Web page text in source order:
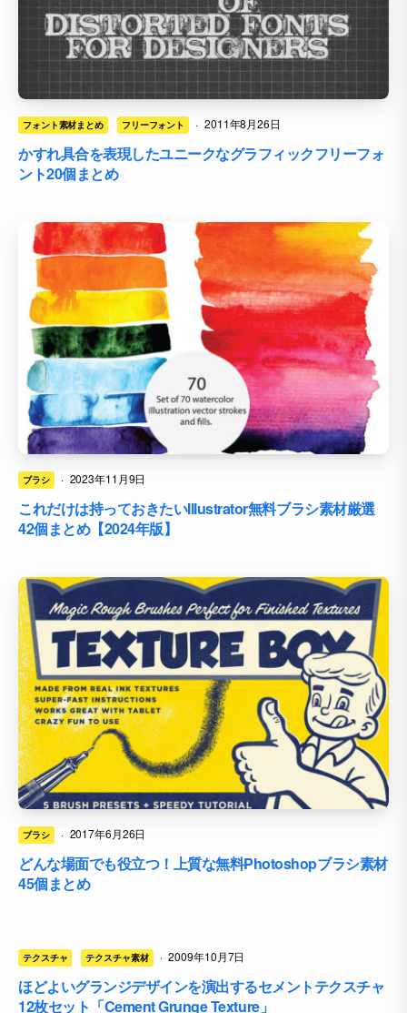
フォント素材まとめ フリーフォント · 2011年8月26日
かすれ具合を表現したユニークなグラフィックフリーフォ
ント20個まとめ
ブラシ · 2023年11月9日
これだけは持っておきたいIllustrator無料ブラシ素材厳選
42個まとめ【2024年版】
ブラシ · 2017年6月26日
どんな場面でも役立つ！上質な無料Photoshopブラシ素材
45個まとめ
テクスチャ テクスチャ素材 · 2009年10月7日
ほどよいグランジデザインを演出するセメントテクスチャ
12枚セット「Cement Grunge Texture」